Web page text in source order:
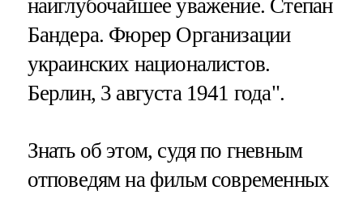
наиглубочайшее уважение. Степан
Бандера. Фюрер Организации
украинских националистов.
Берлин, 3 августа 1941 года".
Знать об этом, судя по гневным
отповедям на фильм современных